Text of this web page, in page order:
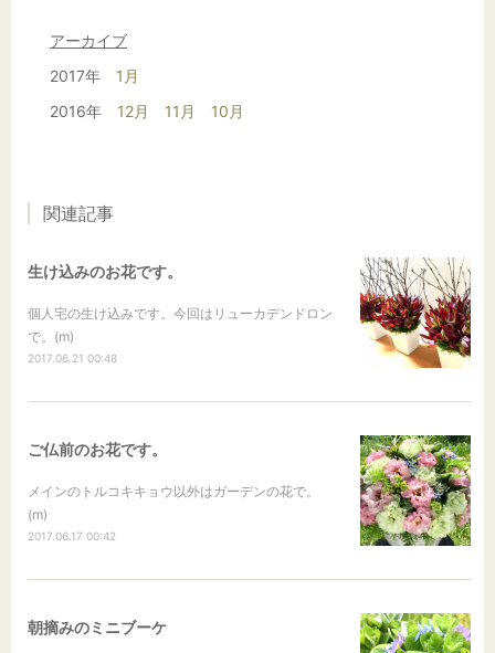
アーカイブ
2017年 1月
2016年 12月 11月 10月
関連記事
生け込みのお花です。
個人宅の生け込みです。今回はリューカデンドロン
で。(m)
2017.06.21 00:48
ご仏前のお花です。
メインのトルコキキョウ以外はガーデンの花で。
(m)
2017.06.17 00:42
朝摘みのミニブーケ